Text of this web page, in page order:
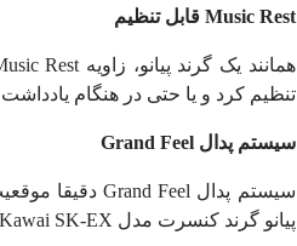
Music Rest قابل تنظیم
همانند یک گرند پیانو، زاویه Rest
تنظیم کرد و یا حتی در هنگام
سیستم پدال Grand Feel
سیستم پدال Grand Feel دقیقا
پیانو گرند کنسرت مدل SK-EX